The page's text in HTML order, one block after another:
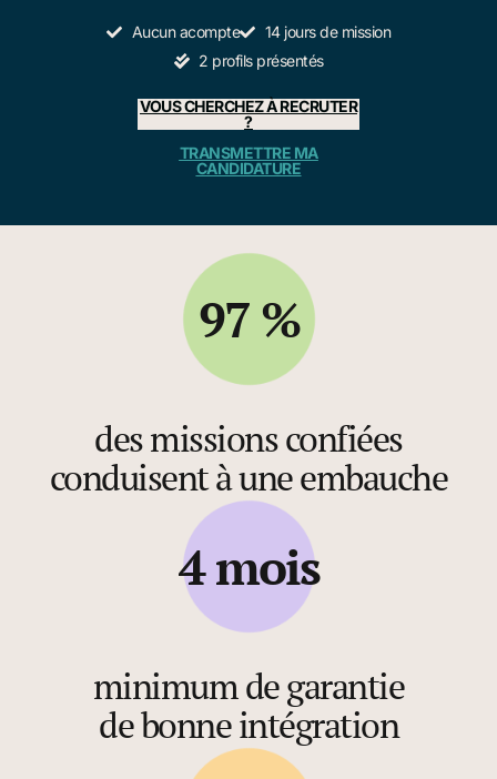
Aucun acompte
14 jours de mission
2 profils présentés
VOUS CHERCHEZ À RECRUTER
?
TRANSMETTRE MA
CANDIDATURE
97 %
des missions confiées
conduisent à une embauche
4 mois
minimum de garantie
de bonne intégration